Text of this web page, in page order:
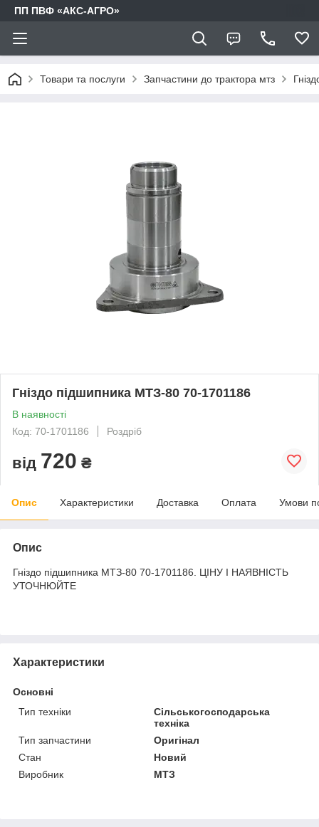
ПП ПВФ «АКС-АГРО»
Товари та послуги Запчастини до трактора мтз
Гніздо підшипника МТЗ-80 70-1701186
В наявності
Код: 70-1701186
Роздріб
від 720 ₴
Опис Характеристики Доставка Оплата Умови
Опис
Гніздо підшипника МТЗ-80 70-1701186. ЦІНУ І НАЯВНІСТЬ
УТОЧНЮЙТЕ
Характеристики
Основні
Тип техніки
Сільськогосподарська
техніка
Тип запчастини
Оригінал
Стан
Новий
Виробник
МТЗ